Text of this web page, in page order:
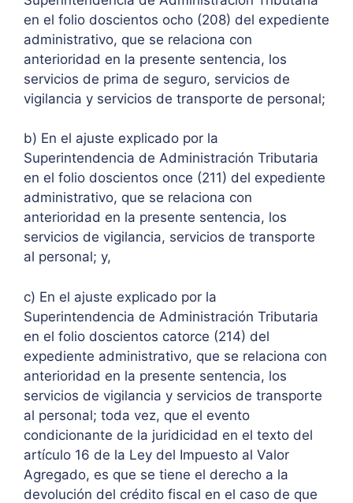
en el folio doscientos ocho (208) del expediente
administrativo, que se relaciona con
anterioridad en la presente sentencia, los
servicios de prima de seguro, servicios de
vigilancia y servicios de transporte de personal;
b) En el ajuste explicado por la
Superintendencia de Administración Tributaria
en el folio doscientos once (211) del expediente
administrativo, que se relaciona con
anterioridad en la presente sentencia, los
servicios de vigilancia, servicios de transporte
al personal; y,
c) En el ajuste explicado por la
Superintendencia de Administración Tributaria
en el folio doscientos catorce (214) del
expediente administrativo, que se relaciona con
anterioridad en la presente sentencia, los
servicios de vigilancia y servicios de transporte
al personal; toda vez, que el evento
condicionante de la juridicidad en el texto del
artículo 16 de la Ley del Impuesto al Valor
Agregado, es que se tiene el derecho a la
devolución del crédito fiscal en el caso de que